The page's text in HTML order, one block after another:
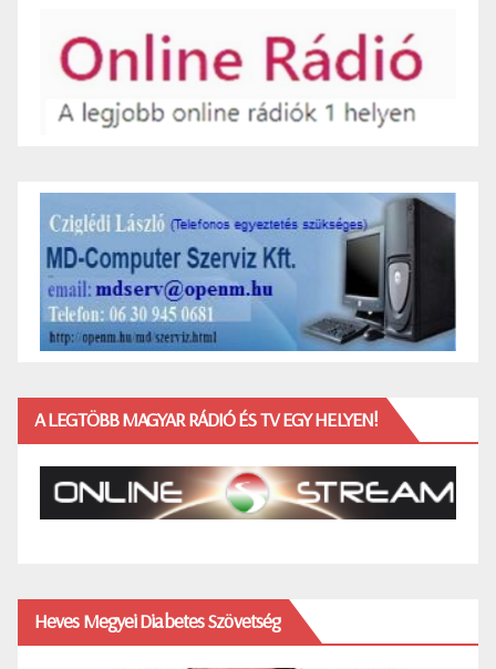
A LEGTÖBB MAGYAR RÁDIÓ ÉS TV EGY HELYEN!
Heves Megyei Diabetes Szövetség